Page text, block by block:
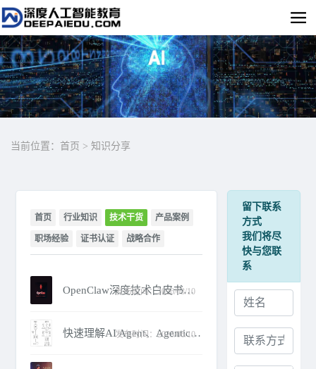
当前位置： 首页 > 知识分享
首页 行业知识 技术干货 产品案例
职场经验 证书认证 战略合作
OpenClaw深度技术白皮书：AI智能体执行引擎的全面解析
发布时间：2026/03/10
快速理解AI Agent、Agentic AI和Multi Agent Systems之间的区别
发布时间：2025/06/10
留下联系
方式
我们将尽
快与您联
系